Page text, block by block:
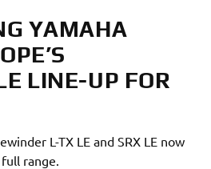
YAMAHA
LINE-UP FOR
L-TX LE and SRX LE now
range.